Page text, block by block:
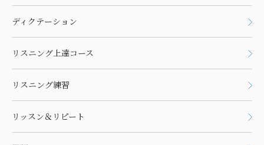
ディクテーション
リスニング上達コース
リスニング練習
リッスン＆リピート